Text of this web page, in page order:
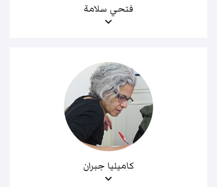
فتحي سلامة
كاميليا جبران